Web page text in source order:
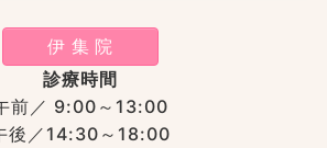
伊 集 院
診療時間
前／ 9:00～13:00
後／14:30～18:00